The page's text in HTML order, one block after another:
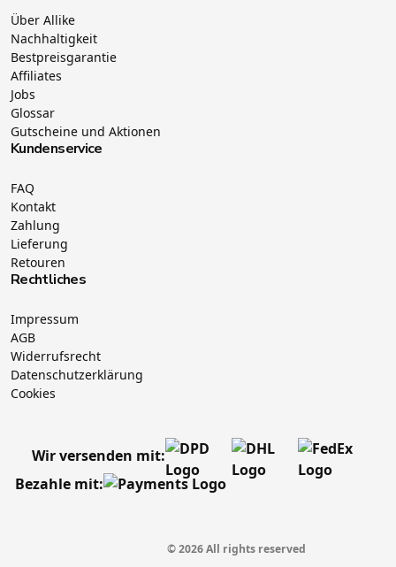
Über Allike
Nachhaltigkeit
Bestpreisgarantie
Affiliates
Jobs
Glossar
Gutscheine und Aktionen
Kundenservice
FAQ
Kontakt
Zahlung
Lieferung
Retouren
Rechtliches
Impressum
AGB
Widerrufsrecht
Datenschutzerklärung
Cookies
Wir versenden mit:
Bezahle mit:
© 2026 All rights reserved